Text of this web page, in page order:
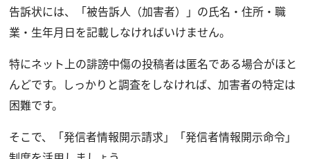
告訴状には、「被告訴人（加害者）」の氏名・住所・職
業・生年月日を記載しなければいけません。
特にネット上の誹謗中傷の投稿者は匿名である場合がほと
んどです。しっかりと調査をしなければ、加害者の特定は
困難です。
そこで、「発信者情報開示請求」「発信者情報開示命令」